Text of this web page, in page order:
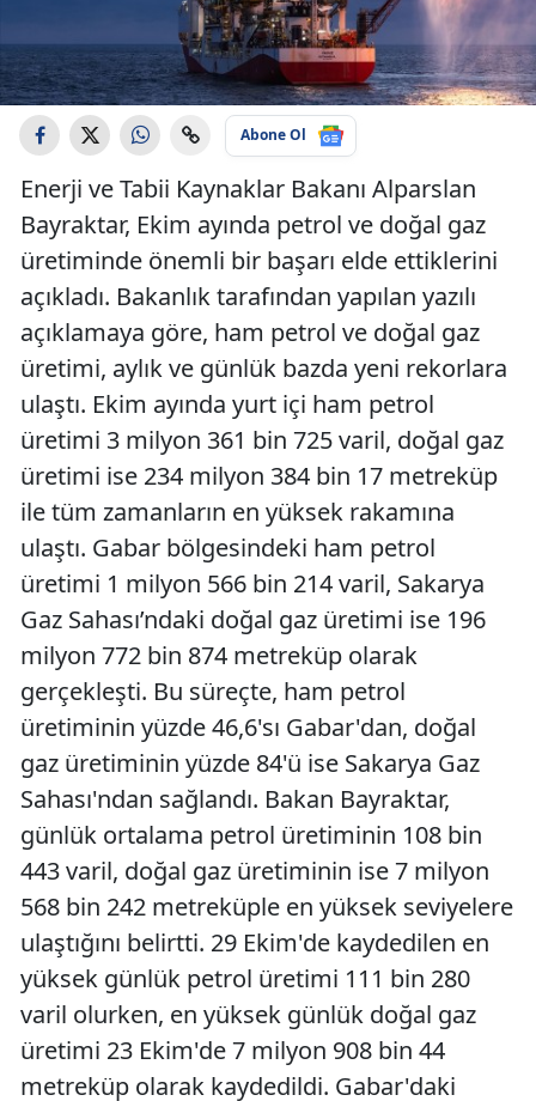
Abone Ol
Enerji ve Tabii Kaynaklar Bakanı Alparslan
Bayraktar, Ekim ayında petrol ve doğal gaz
üretiminde önemli bir başarı elde ettiklerini
açıkladı. Bakanlık tarafından yapılan yazılı
açıklamaya göre, ham petrol ve doğal gaz
üretimi, aylık ve günlük bazda yeni rekorlara
ulaştı. Ekim ayında yurt içi ham petrol
üretimi 3 milyon 361 bin 725 varil, doğal gaz
üretimi ise 234 milyon 384 bin 17 metreküp
ile tüm zamanların en yüksek rakamına
ulaştı. Gabar bölgesindeki ham petrol
üretimi 1 milyon 566 bin 214 varil, Sakarya
Gaz Sahası’ndaki doğal gaz üretimi ise 196
milyon 772 bin 874 metreküp olarak
gerçekleşti. Bu süreçte, ham petrol
üretiminin yüzde 46,6'sı Gabar'dan, doğal
gaz üretiminin yüzde 84'ü ise Sakarya Gaz
Sahası'ndan sağlandı. Bakan Bayraktar,
günlük ortalama petrol üretiminin 108 bin
443 varil, doğal gaz üretiminin ise 7 milyon
568 bin 242 metreküple en yüksek seviyelere
ulaştığını belirtti. 29 Ekim'de kaydedilen en
yüksek günlük petrol üretimi 111 bin 280
varil olurken, en yüksek günlük doğal gaz
üretimi 23 Ekim'de 7 milyon 908 bin 44
metreküp olarak kaydedildi. Gabar'daki